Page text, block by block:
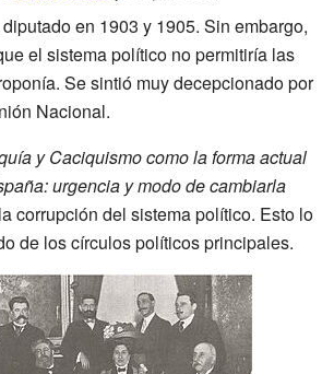
en 1903 y 1905. Sin embargo,
el sistema político no permitiría las
Se sintió muy decepcionado por
Nacional.
y Caciquismo como la forma actual
urgencia y modo de cambiarla
corrupción del sistema político. Esto lo
de los círculos políticos principales.